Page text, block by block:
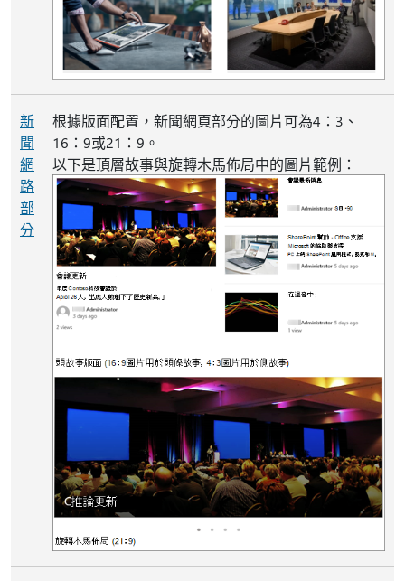
新
聞
網
路
部
分
根據版面配置，新聞網頁部分的圖片可為4：3、
16：9或21：9。
以下是頂層故事與旋轉木馬佈局中的圖片範例：